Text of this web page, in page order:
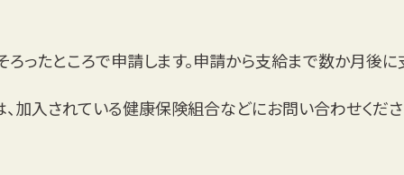
ったところで申請します。申請から支給まで数か月後に
加入されている健康保険組合などにお問い合わせくださ